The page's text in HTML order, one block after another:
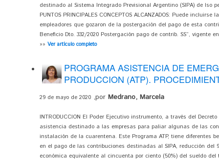
destinado al Sistema Integrado Previsional Argentino (SIPA) de lso
PUNTOS PRINCIPALES CONCEPTOS ALCANZADOS: Puede
empleadores que gozaron de la postergación del pago de esta
Beneficio Dto. 332/2020 Postergación pago de contrib. SS”, vigente
»» Ver artículo completo
PROGRAMA ASISTENCIA DE
PRODUCCION (ATP).
29 de mayo de 2020 ,por Medrano, Marcela
INTRODUCCION El Poder Ejecutivo instrumento, a través del
asistencia destinado a las empresas para paliar algunas de las
instalación de la cuarentena. Este Programa ATP, tiene diferentes
en el pago de las contribuciones destinadas al SIPA, reducción del
económica equivalente al cincuenta por ciento (50%) del sueldo